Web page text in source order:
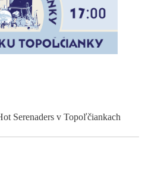
Serenaders v Topoľčiankach